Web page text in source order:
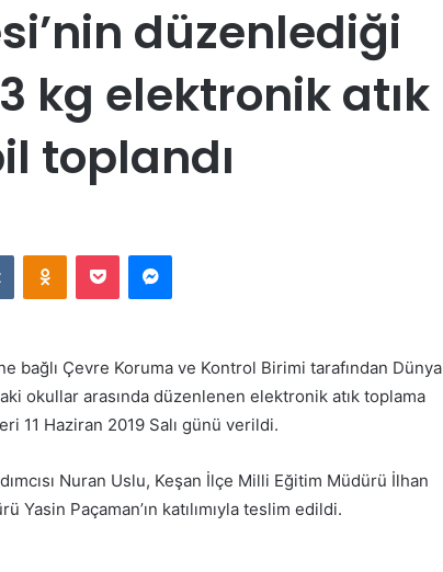
düzenlediği
kg elektronik atık
toplandı
VKontakteOdnoklassniki
Pocket Messenger
bağlı Çevre Koruma ve Kontrol Birimi tarafından Dünya
okullar arasında düzenlenen elektronik atık toplama
11 Haziran 2019 Salı günü verildi.
Nuran Uslu, Keşan İlçe Milli Eğitim Müdürü İlhan
Paçaman’ın katılımıyla teslim edildi.